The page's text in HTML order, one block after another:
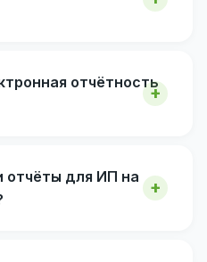
отчётность
для ИП на